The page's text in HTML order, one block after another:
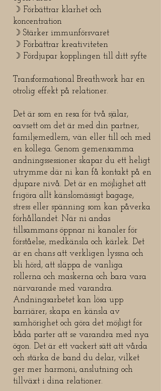
☽ Förbättrar klarhet och
koncentration
☽ Stärker immunförsvaret
☽ Förbättrar kreativiteten
☽ Fördjupar kopplingen till ditt syfte
Transformational Breathwork har en
otrolig effekt på relationer.
Det är som en resa för två själar,
oavsett om det är med din partner,
familjemedlem, vän eller till och med
en kollega. Genom gemensamma
andningssessioner skapar du ett heligt
utrymme där ni kan få kontakt på en
djupare nivå. Det är en möjlighet att
frigöra allt känslomässigt bagage,
stress eller spänning som kan påverka
förhållandet. När ni andas
tillsammans öppnar ni kanaler för
förståelse, medkänsla och kärlek. Det
är en chans att verkligen lyssna och
bli hörd, att släppa de vanliga
rollerna och maskerna och bara vara
närvarande med varandra.
Andningsarbetet kan lösa upp
barriärer, skapa en känsla av
samhörighet och göra det möjligt för
båda parter att se varandra med nya
ögon. Det är ett vackert sätt att vårda
och stärka de band du delar, vilket
ger mer harmoni, anslutning och
tillväxt i dina relationer.